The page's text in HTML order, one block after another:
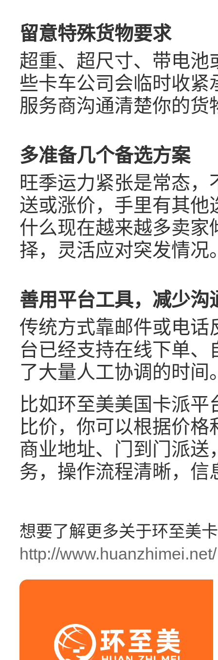
留意特殊货物要求
超重、超尺寸、带电
些卡车公司会临时收
服务商沟通清楚你的
多准备几个备选方案
旺季运力紧张是常态
送或涨价，手里有其
什么现在越来越多卖
择，灵活应对突发情况
善用平台工具，减少沟
传统方式靠邮件或电
台已经支持在线下单
了大量人工协调的时间
比如环至美美国卡派
比价，你可以根据价
商业地址、门到门派
务，操作流程清晰，信
想要了解更多关于环至美
http://www.huanzhimei.net/